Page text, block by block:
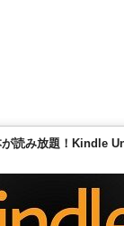
が読み放題！Kindle